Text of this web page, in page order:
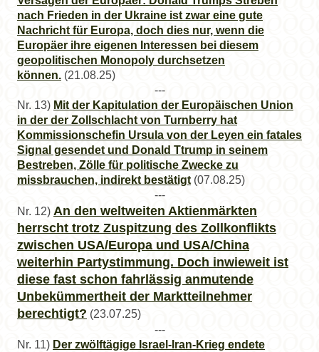
nach Frieden in der Ukraine ist zwar eine gute
Nachricht für Europa, doch dies nur, wenn die
Europäer ihre eigenen Interessen bei diesem
geopolitischen Monopoly durchsetzen
können. (21.08.25)
---
Nr. 13) Mit der Kapitulation der Europäischen Union
in der der Zollschlacht von Turnberry hat
Kommissionschefin Ursula von der Leyen ein fatales
Signal gesendet und Donald Ttrump in seinem
Bestreben, Zölle für politische Zwecke zu
missbrauchen, indirekt bestätigt (07.08.25)
---
Nr. 12) An den weltweiten Aktienmärkten
herrscht trotz Zuspitzung des Zollkonflikts
zwischen USA/Europa und USA/China
weiterhin Partystimmung. Doch inwieweit ist
diese fast schon fahrlässig anmutende
Unbekümmertheit der Marktteilnehmer
berechtigt? (23.07.25)
---
Nr. 11) Der zwölftägige Israel-Iran-Krieg endete